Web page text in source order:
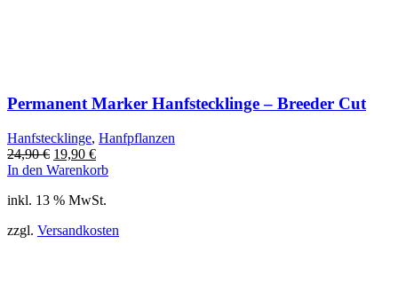
Permanent Marker Hanfstecklinge – Breeder Cut
Hanfstecklinge, Hanfpflanzen
24,90€ Ursprünglicher
Preis
24,90 €
19,90 €Aktueller
Preis
19,90 €.
In den Warenkorb
inkl. 13 % MwSt.
zzgl. Versandkosten